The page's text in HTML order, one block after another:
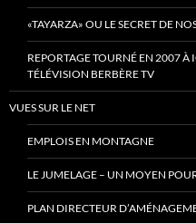
«TAYARZA» OU LE SECRET DE
REPORTAGE TOURNÉ EN 2007
TÉLÉVISION BERBÈRE TV
VUES SUR LE NET
EMPLOIS EN MONTAGNE
LE JUMELAGE – UN MOYEN
PLAN DIRECTEUR